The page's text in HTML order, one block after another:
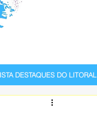
DESTAQUES DO LITORAL